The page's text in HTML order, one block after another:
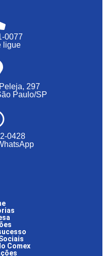
0077
ligue
297
Paulo/SP
0428
Comex